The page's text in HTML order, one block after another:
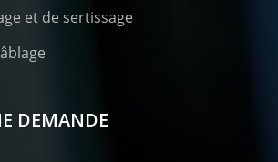
et de sertissage
DEMANDE